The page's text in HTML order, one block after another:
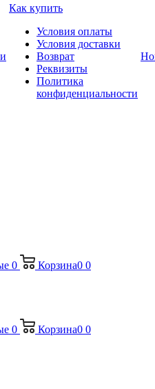
Как купить
Условия оплаты
Условия доставки
Возврат
Реквизиты
Политика
конфиденциальности
0 Корзина0 0
0 Корзина0 0